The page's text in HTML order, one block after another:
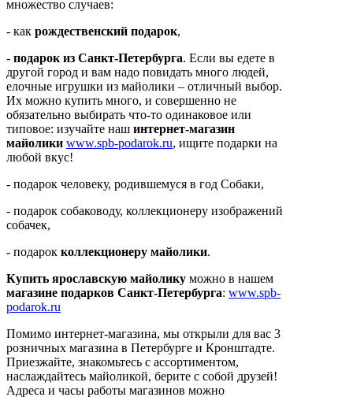
множество случаев:
- как рождественский подарок,
- подарок из Санкт-Петербурга. Если вы едете в
другой город и вам надо повидать много людей,
елочные игрушки из майолики – отличный выбор.
Их можно купить много, и совершенно не
обязательно выбирать что-то одинаковое или
типовое: изучайте наш интернет-магазин
майолики www.spb-podarok.ru, ищите подарки на
любой вкус!
- подарок человеку, родившемуся в год Собаки,
- подарок собаководу, коллекционеру изображений
собачек,
- подарок коллекционеру майолики.
Купить ярославскую майолику можно в нашем
магазине подарков Санкт-Петербурга: www.spb-
podarok.ru
Помимо интернет-магазина, мы открыли для вас 3
розничных магазина в Петербурге и Кронштадте.
Приезжайте, знакомьтесь с ассортиментом,
наслаждайтесь майоликой, берите с собой друзей!
Адреса и часы работы магазинов можно